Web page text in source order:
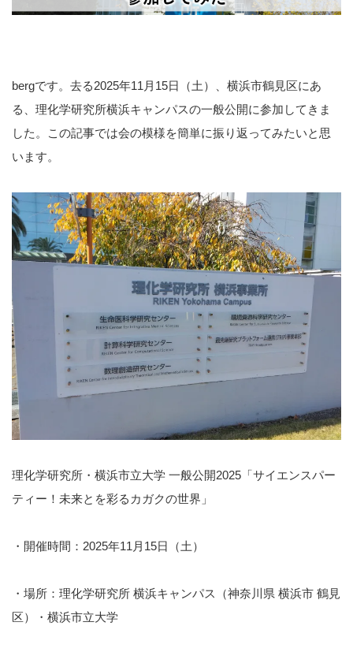
bergです。去る2025年11月15日（土）、横浜市鶴見区にあ
る、理化学研究所横浜キャンパスの一般公開に参加してきま
した。この記事では会の模様を簡単に振り返ってみたいと思
います。
理化学研究所・横浜市立大学 一般公開2025「サイエンスパー
ティー！未来とを彩るカガクの世界」
・開催時間：2025年11月15日（土）
・場所：理化学研究所 横浜キャンパス（神奈川県 横浜市 鶴見
区）・横浜市立大学